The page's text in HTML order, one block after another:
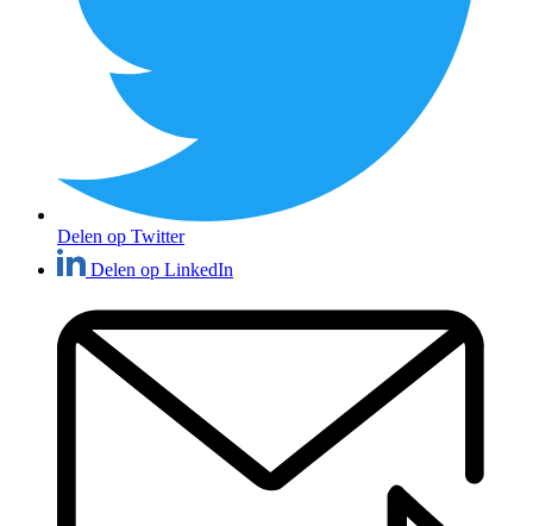
Delen op Twitter
Delen op LinkedIn